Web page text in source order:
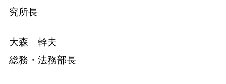
究所長
大森 幹夫
総務・法務部長